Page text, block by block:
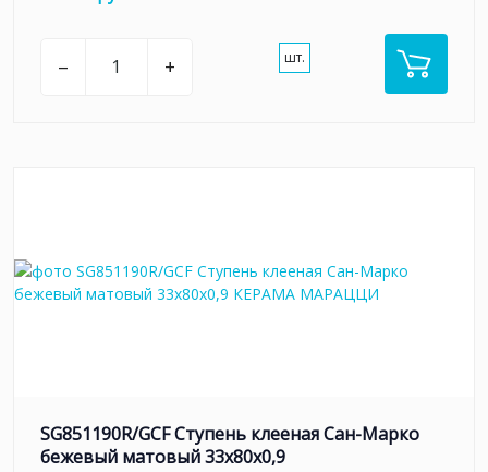
– + шт.
SG851190R/GCF Ступень клееная Сан-Марко
бежевый матовый 33x80x0,9